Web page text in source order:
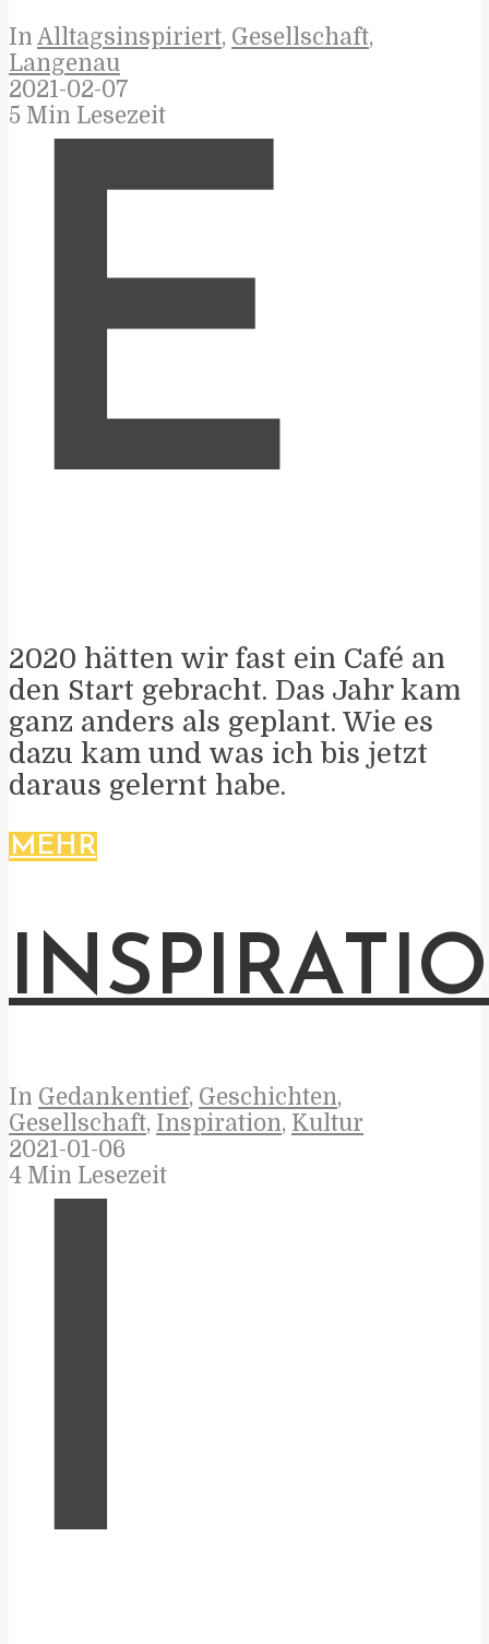
In Alltagsinspiriert, Gesellschaft,
Langenau
2021-02-07
5 Min Lesezeit
E
2020 hätten wir fast ein Café an
den Start gebracht. Das Jahr kam
ganz anders als geplant. Wie es
dazu kam und was ich bis jetzt
daraus gelernt habe.
MEHR
In Gedankentief, Geschichten,
Gesellschaft, Inspiration, Kultur
2021-01-06
4 Min Lesezeit
I